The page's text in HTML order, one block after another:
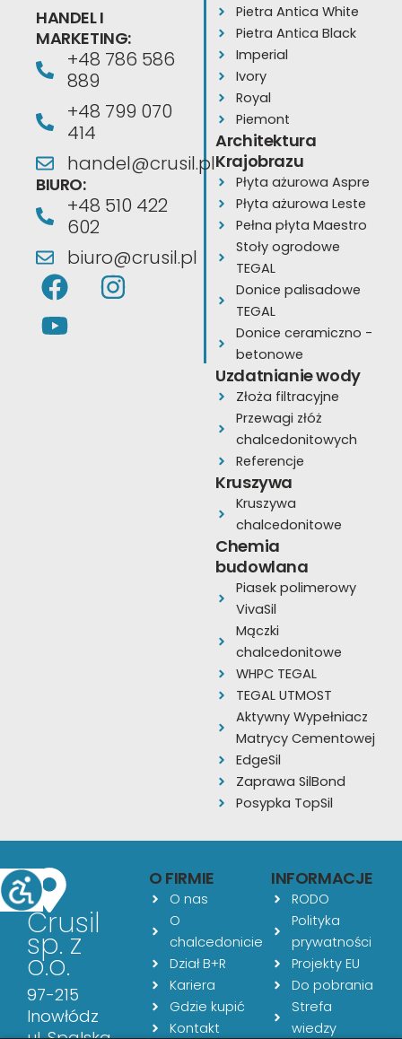
HANDEL I
MARKETING:
+48 786 586
889
+48 799 070
414
handel@crusil.pl
BIURO:
+48 510 422
602
biuro@crusil.pl
F
a
c
I
n
Y
o
u
Pietra Antica White
Pietra Antica Black
Imperial
Ivory
Royal
Piemont
Architektura
Krajobrazu
Płyta ażurowa Aspre
Płyta ażurowa Leste
Pełna płyta Maestro
Stoły ogrodowe
TEGAL
Donice palisadowe
TEGAL
Donice ceramiczno -
betonowe
Uzdatnianie wody
Złoża filtracyjne
Przewagi złóż
chalcedonitowych
Referencje
Kruszywa
Kruszywa
chalcedonitowe
Chemia
budowlana
Piasek polimerowy
VivaSil
Mączki
chalcedonitowe
WHPC TEGAL
TEGAL UTMOST
Aktywny Wypełniacz
Matrycy Cementowej
EdgeSil
Zaprawa SilBond
Posypka TopSil
Crusil
sp. z
o.o.
97-215
Inowłódz
O FIRMIE
O nas
O
chalcedonicie
Dział B+R
Kariera
Gdzie kupić
Kontakt
INFORMACJE
RODO
Polityka
prywatności
Projekty EU
Do pobrania
Strefa
wiedzy